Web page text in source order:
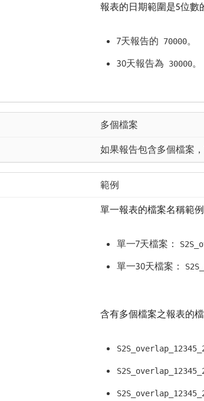
報表的日期範圍是5位數
7天報告的 70000。
30天報告為 30000。
多個檔案
如果報告包含多個檔案
範例
單一報表的檔案名稱範例
單一7天檔案：
單一30天檔案：
含有多個檔案之報表的